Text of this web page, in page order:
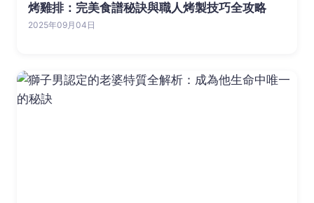
烤雞排：完美食譜秘訣與職人烤製技巧全攻略
2025年09月04日